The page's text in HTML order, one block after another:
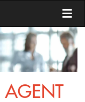
AGENT